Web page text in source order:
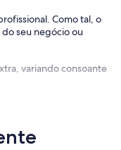
Como tal, o
seu negócio ou
variando consoante